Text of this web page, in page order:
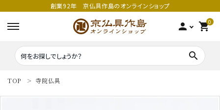
創業92年 京仏具作島のオンラインショップ
person 0
shopping_cart
search
TOP 寺院仏具